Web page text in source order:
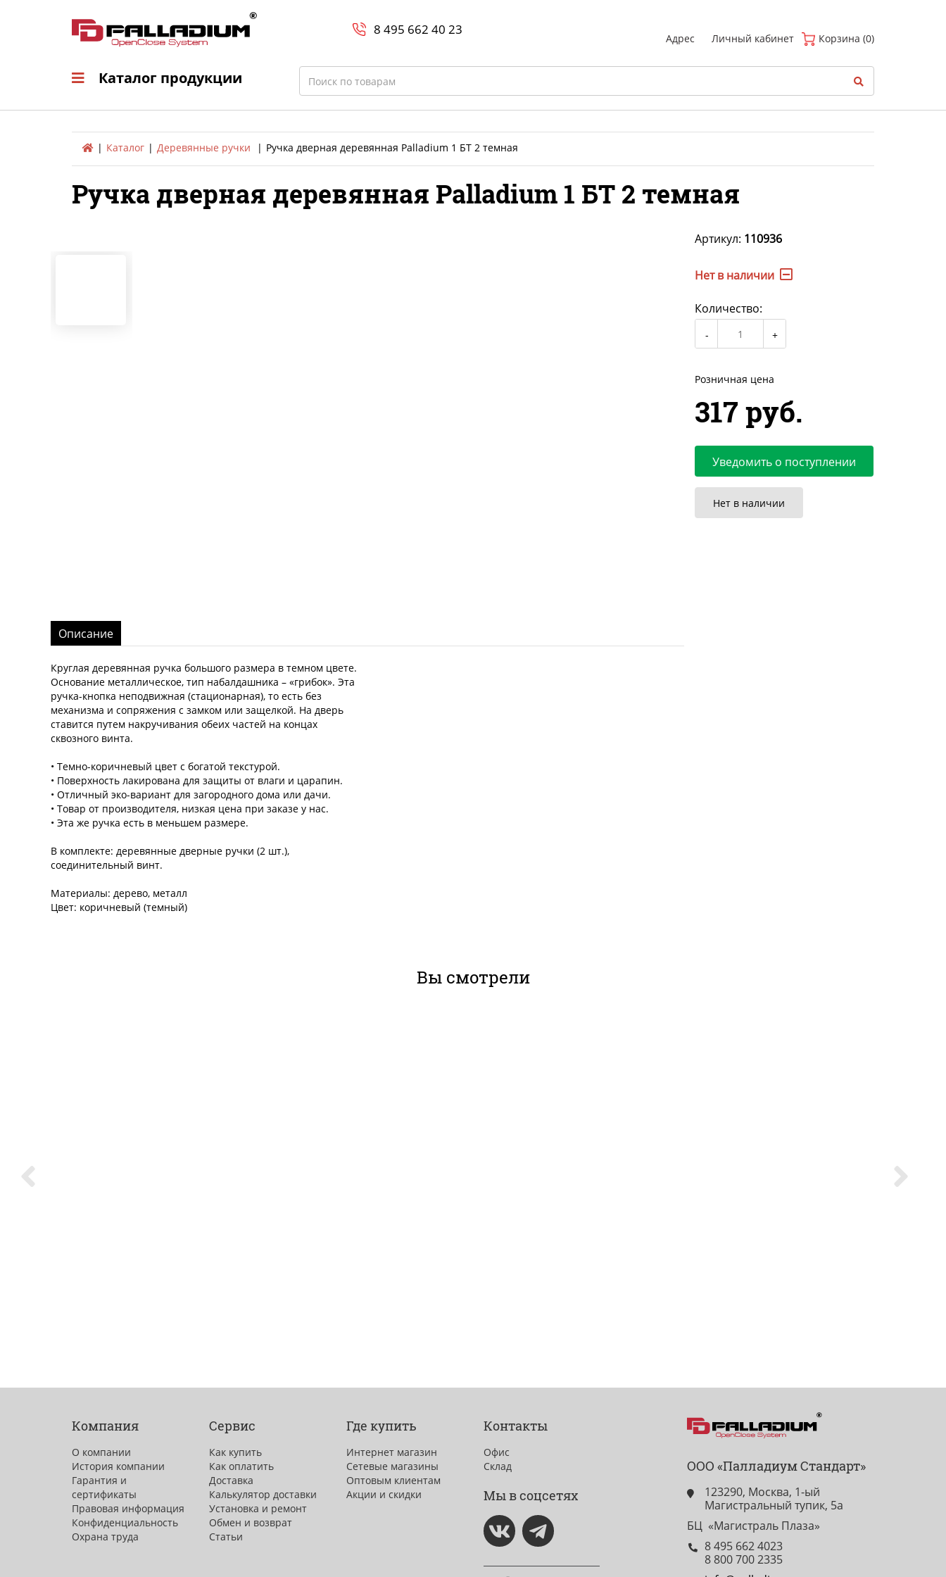
Каталог продукции 8 800-700-23-35
8 495 662 40 23
Адрес Личный кабинет Корзина (0)
Каталог продукции Search
Каталог Деревянные ручки Ручка дверная деревянная Palladium 1 БТ 2 темная
Ручка дверная деревянная Palladium 1 БТ 2 темная
Артикул: 110936
Нет в наличии
Количество:
Розничная цена
317 руб.
Уведомить о поступлении
Нет в наличии
Описание
Круглая деревянная ручка большого размера в темном цвете.
Основание металлическое, тип набалдашника – «грибок». Эта
ручка-кнопка неподвижная (стационарная), то есть без
механизма и сопряжения с замком или защелкой. На дверь
ставится путем накручивания обеих частей на концах
сквозного винта.
• Темно-коричневый цвет с богатой текстурой.
• Поверхность лакирована для защиты от влаги и царапин.
• Отличный эко-вариант для загородного дома или дачи.
• Товар от производителя, низкая цена при заказе у нас.
• Эта же ручка есть в меньшем размере.
В комплекте: деревянные дверные ручки (2 шт.),
соединительный винт.
Материалы: дерево, металл
Цвет: коричневый (темный)
Вы смотрели
Компания
О компании
История компании
Гарантия и
сертификаты
Правовая информация
Конфиденциальность
Охрана труда
Сервис
Как купить
Как оплатить
Доставка
Калькулятор доставки
Установка и ремонт
Обмен и возврат
Статьи
Где купить
Интернет магазин
Сетевые магазины
Оптовым клиентам
Акции и скидки
Контакты
Офис
Склад
Мы в соцсетях
ООО «Палладиум Стандарт»
123290, Москва, 1-ый
Магистральный тупик, 5а
БЦ «Магистраль Плаза»
8 495 662 4023
8 800 700 2335